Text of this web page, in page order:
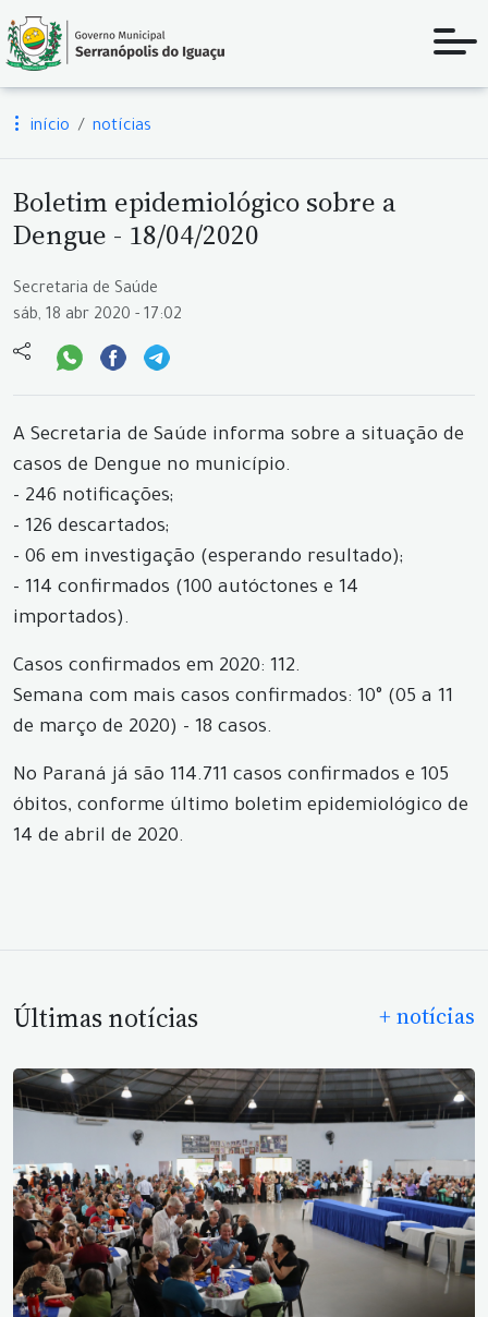
início notícias
Boletim epidemiológico sobre a
Dengue - 18/04/2020
Secretaria de Saúde
sáb, 18 abr 2020 - 17:02
A Secretaria de Saúde informa sobre a situação de
casos de Dengue no município.
- 246 notificações;
- 126 descartados;
- 06 em investigação (esperando resultado);
- 114 confirmados (100 autóctones e 14
importados).
Casos confirmados em 2020: 112.
Semana com mais casos confirmados: 10° (05 a 11
de março de 2020) - 18 casos.
No Paraná já são 114.711 casos confirmados e 105
óbitos, conforme último boletim epidemiológico de
14 de abril de 2020.
Últimas notícias + notícias